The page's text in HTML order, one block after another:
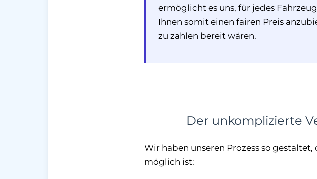
ermöglicht es uns, für jedes
Ihnen somit einen fairen Preis
zu zahlen bereit wären.
Der unkomplizierte
Wir haben unseren Prozess so
möglich ist: